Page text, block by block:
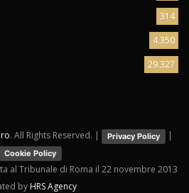
314
4.350
29.327
. All Rights Reserved. | Privacy Policy |
Cookie Policy
al Tribunale di Roma il 22 novembre 2013
by HRS Agency